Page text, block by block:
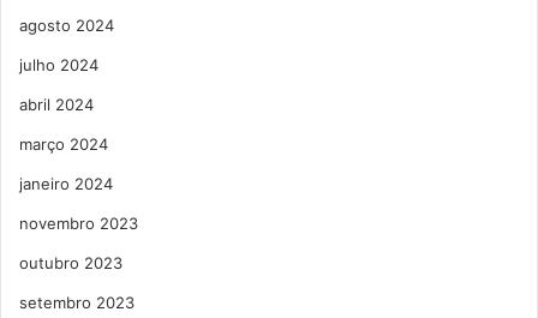
agosto 2024
julho 2024
abril 2024
março 2024
janeiro 2024
novembro 2023
outubro 2023
setembro 2023